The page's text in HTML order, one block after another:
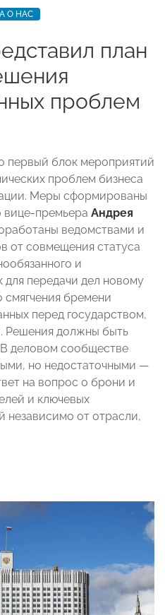
О НАС
план
проблем
первый блок мероприятий
проблем бизнеса
Меры сформированы
вице-премьера Андрея
ведомствами и
от совмещения статуса
и
для передачи дел новому
смягчения бремени
перед государством,
Решения должны быть
В деловом сообществе
но недостаточными —
на вопрос о брони и
и ключевых
независимо от отрасли,